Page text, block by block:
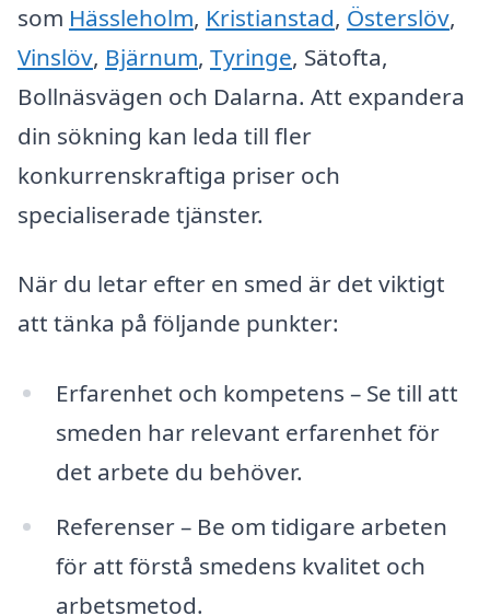
som Hässleholm, Kristianstad, Österslöv,
Vinslöv, Bjärnum, Tyringe, Sätofta,
Bollnäsvägen och Dalarna. Att expandera
din sökning kan leda till fler
konkurrenskraftiga priser och
specialiserade tjänster.
När du letar efter en smed är det viktigt
att tänka på följande punkter:
Erfarenhet och kompetens – Se till att
smeden har relevant erfarenhet för
det arbete du behöver.
Referenser – Be om tidigare arbeten
för att förstå smedens kvalitet och
arbetsmetod.